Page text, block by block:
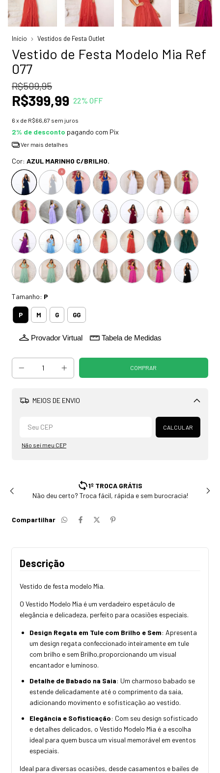
Início Vestidos de Festa Outlet
Vestido de Festa Modelo Mia Ref
077
R$509,95
R$399,99 22% OFF
6 x de R$66,67 sem juros
2% de desconto pagando com Pix
Ver mais detalhes
Cor: AZUL MARINHO C/BRILHO.
Tamanho: P
P M G GG
Provador Virtual Tabela de Medidas
MEIOS DE ENVIO
Alterar CEP
CALCULAR
Não sei meu CEP
ENVIAMOS PARA TODO BRASIL
Estoque com envio rápido em até 24h
Compartilhar
Descrição
Vestido de festa modelo Mia.
O Vestido Modelo Mia é um verdadeiro espetáculo de
elegância e delicadeza, perfeito para ocasiões especiais.
Design Regata em Tule com Brilho e Sem: Apresenta
um design regata confeccionado inteiramente em tule
com brilho e sem Brilho,proporcionando um visual
encantador e luminoso.
Detalhe de Babado na Saia: Um charmoso babado se
estende delicadamente até o comprimento da saia,
adicionando movimento e sofisticação ao vestido.
Elegância e Sofisticação: Com seu design sofisticado
e detalhes delicados, o Vestido Modelo Mia é a escolha
ideal para quem busca um visual memorável em eventos
especiais.
Ideal para diversas ocasiões, desde casamentos e bailes de